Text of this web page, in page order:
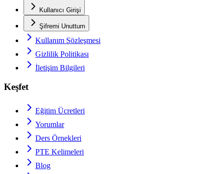
Kullanıcı Girişi
Şifremi Unuttum
Kullanım Sözleşmesi
Gizlilik Politikası
İletişim Bilgileri
Keşfet
Eğitim Ücretleri
Yorumlar
Ders Örnekleri
PTE Kelimeleri
Blog